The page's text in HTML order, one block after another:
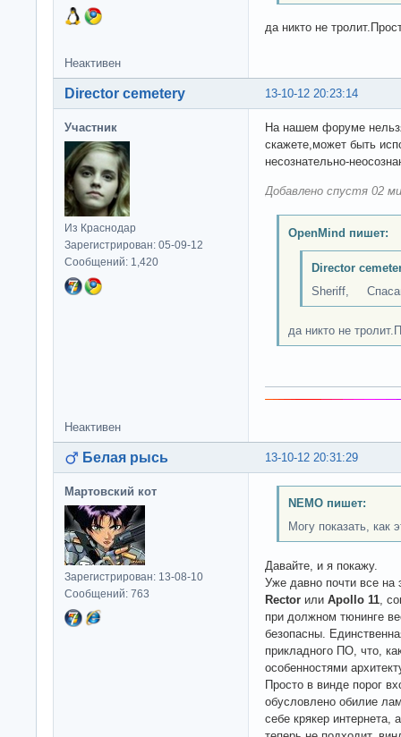
да никто не
Неактивен
13-10-12 20:23:14
Director cemetery
Участник
Из Краснодар
Зарегистрирован: 05-09-12
Сообщений: 1,420
На нашем форуме
скажете,может быть
несознательно-
Добавлено спустя 02
OpenMind пишет:
Director
Sheriff,
да никто не
Неактивен
13-10-12 20:31:29
Белая рысь
Мартовский кот
Зарегистрирован: 13-08-10
Сообщений: 763
NEMO пишет:
Могу показать, как
Давайте, и я покажу.
Уже давно почти все на
Rector или Apollo 11,
при должном тюнинге
безопасны.
прикладного ПО, что,
особенностями
Просто в винде порог
обусловлено обилие
себе крякер интернета,